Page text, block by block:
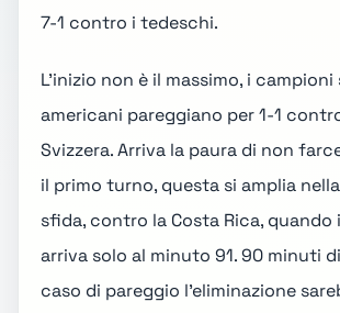
7-1 contro i tedeschi.
L'inizio non è il massimo, i campioni
americani pareggiano per 1-1
Svizzera. Arriva la paura di non
il primo turno, questa si amplia
sfida, contro la Costa Rica, quando
arriva solo al minuto 91. 90 minuti
caso di pareggio l'eliminazione